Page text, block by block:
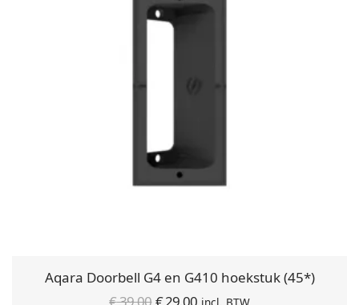
Aqara Doorbell G4 en G410 hoekstuk (45*)
Oorspronkelijke
Huidige